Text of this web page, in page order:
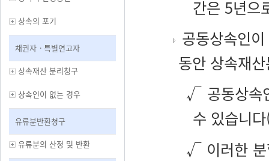
상속의 포기
채권자ㆍ특별연고자
상속재산 분리청구
상속인이 없는 경우
유류분반환청구
유류분의 산정 및 반환
간은 5년으
공동상속인
동안 상속재
√ 공동상속
수 있습니
√ 이러한 분